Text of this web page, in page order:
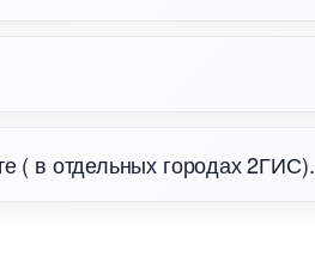
( в отдельных городах 2ГИС).